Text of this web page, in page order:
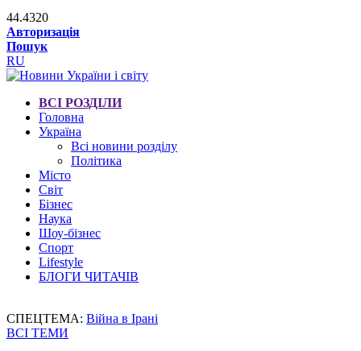
44.4320
Авторизація
Пошук
RU
ВСІ РОЗДІЛИ
Головна
Україна
Всі новини розділу
Політика
Місто
Світ
Бізнес
Наука
Шоу-бізнес
Спорт
Lifestyle
БЛОГИ ЧИТАЧІВ
СПЕЦТЕМА: Війна в Ірані
ВСІ ТЕМИ